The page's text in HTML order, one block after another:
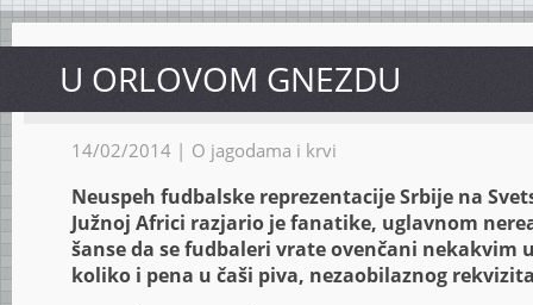
U ORLOVOM GNEZDU
14/02/2014 | O jagodama i krvi
Neuspeh fudbalske reprezentacije Srbije na
Južnoj Africi razjario je fanatike, uglavnom
šanse da se fudbaleri vrate ovenčani nekakvim
koliko i pena u čaši piva, nezaobilaznog